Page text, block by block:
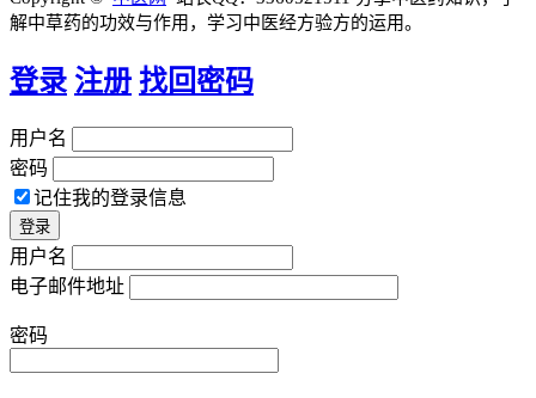
解中草药的功效与作用，学习中医经方验方的运用。
登录 注册 找回密码
用户名
密码
记住我的登录信息
用户名
电子邮件地址
密码